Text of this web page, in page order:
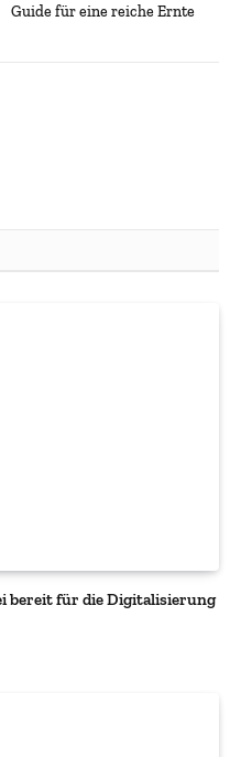
Guide für eine reiche Ernte
bereit für die Digitalisierung